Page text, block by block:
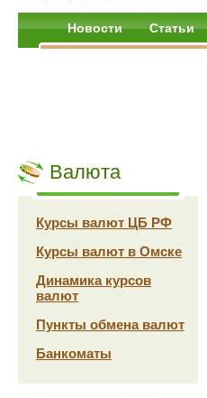
Новости Статьи
Валюта
Курсы валют ЦБ РФ
Курсы валют в Омске
Динамика курсов
валют
Пункты обмена валют
Банкоматы